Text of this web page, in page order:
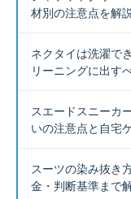
材別の注意点を解
ネクタイは洗濯で
リーニングに出す
スエードスニーカ
いの注意点と自宅
スーツの染み抜き
金・判断基準まで